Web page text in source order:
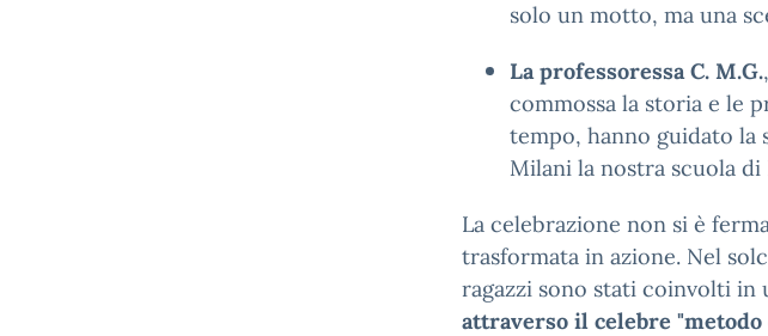
solo un motto, ma una
La professoressa C. M.G.
commossa la storia e le
tempo, hanno guidato
Milani la nostra scuola di
La celebrazione non si è
trasformata in azione. Nel
ragazzi sono stati coinvolti in
attraverso il celebre